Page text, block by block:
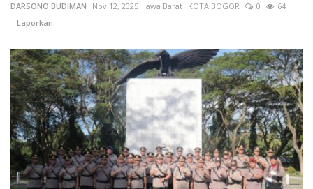
DARSONO BUDIMAN Nov 12, 2025 Jawa Barat KOTA BOGOR 0
64
Laporkan